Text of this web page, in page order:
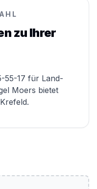
zu Ihrer
55-17 für Land-
Moers bietet